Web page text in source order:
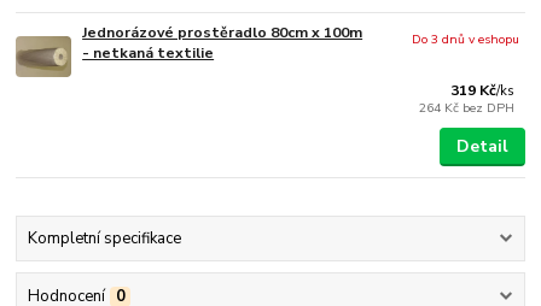
Jednorázové prostěradlo 80cm x 100m
- netkaná textilie
319 Kč/ks
264 Kč bez DPH
Do 3 dnů v eshopu
Detail
Kompletní specifikace
Hodnocení 0